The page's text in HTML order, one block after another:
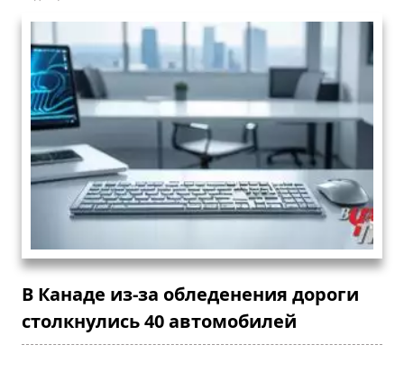
В Канаде из-за обледенения дороги
столкнулись 40 автомобилей